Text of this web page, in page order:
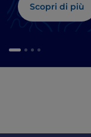
Scopri di più